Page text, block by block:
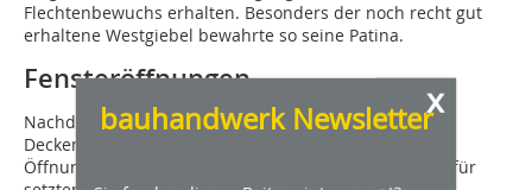
Flechtenbewuchs erhalten. Besonders der noch recht gut
erhaltene Westgiebel bewahrte so seine Patina.
Fensteröffnungen
Nachdem das Gebäude durch die neuen Wände und
Decken stabilisiert war, schnitten die Handwerker die
Öffnungen für die neuen Fenster und Türen aus. Hierfür
x
bauhandwerk Newsletter